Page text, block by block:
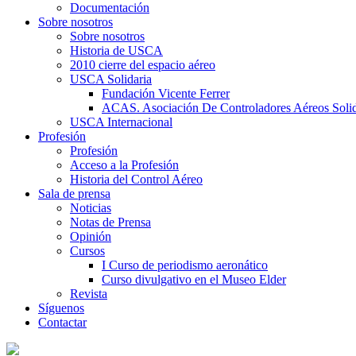
Documentación
Sobre nosotros
Sobre nosotros
Historia de USCA
2010 cierre del espacio aéreo
USCA Solidaria
Fundación Vicente Ferrer
ACAS. Asociación De Controladores Aéreos
USCA Internacional
Profesión
Profesión
Acceso a la Profesión
Historia del Control Aéreo
Sala de prensa
Noticias
Notas de Prensa
Opinión
Cursos
I Curso de periodismo aeronático
Curso divulgativo en el Museo Elder
Revista
Síguenos
Contactar